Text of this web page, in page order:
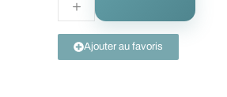
Ajouter au favoris